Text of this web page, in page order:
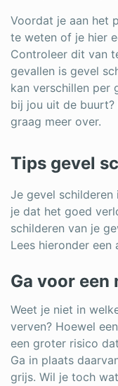
Voordat je aan het
te weten of je hier
Controleer dit van
gevallen is gevel
kan verschillen per
bij jou uit de
graag meer over.
Tips gevel
Je gevel
je dat het goed
schilderen van je
Lees hieronder een
Ga voor
Weet je niet in
verven? Hoewel
een groter risico
Ga in plaats
grijs. Wil je toch